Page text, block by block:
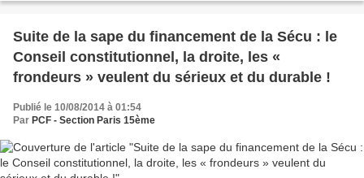
Suite de la sape du financement de la Sécu : le
Conseil constitutionnel, la droite, les «
frondeurs » veulent du sérieux et du durable !
Publié le 10/08/2014 à 01:54
Par PCF - Section Paris 15ème